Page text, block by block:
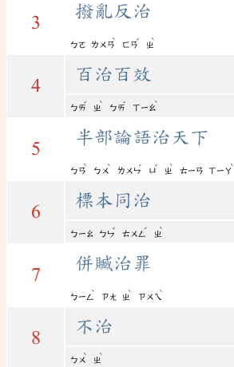
3
撥亂反治
ㄅㄛ ㄌㄨㄢ
ˋ
ㄈㄢ
ˇ
ㄓ
ˋ
4
百治百效
ㄅㄞ
ˇ
ㄓ
ˋ
ㄅㄞ
ˇ
ㄒㄧㄠ
ˋ
5
半部論語治天下
ㄅㄢ
ˋ
ㄅㄨ
ˋ
ㄌㄨㄣ
ˊ
ㄩ
ˇ
ㄓ
ˋ
ㄊㄧㄢ ㄒㄧㄚ
ˋ
6
標本同治
ㄅㄧㄠ ㄅㄣ
ˇ
ㄊㄨㄥ
ˊ
ㄓ
ˋ
7
併贓治罪
ㄅㄧㄥ
ˋ
ㄗㄤ ㄓ
ˋ
ㄗㄨㄟ
ˋ
8
不治
ㄅㄨ
ˋ
ㄓ
ˋ